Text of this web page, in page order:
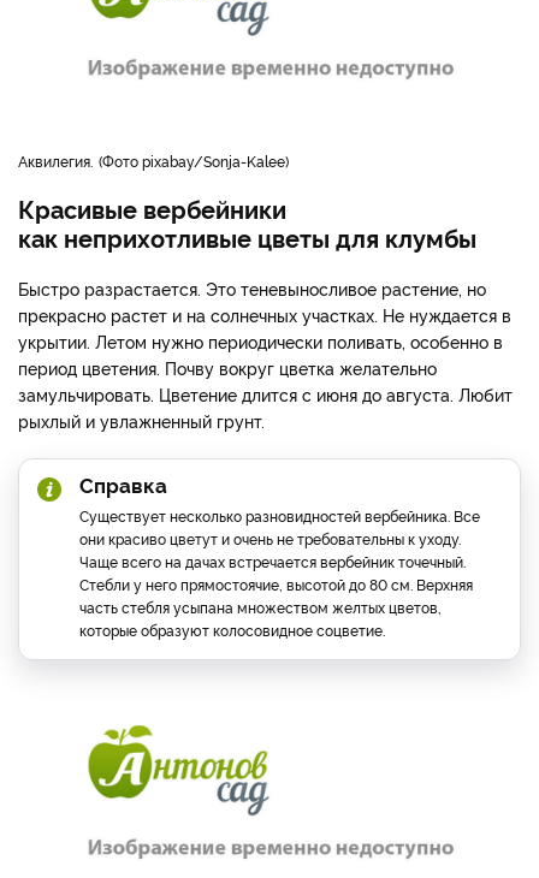
Аквилегия. Фото pixabay/Sonja-Kalee
Красивые вербейники
как неприхотливые цветы для клумбы
Быстро разрастается. Это теневыносливое растение, но
прекрасно растет и на солнечных участках. Не нуждается в
укрытии. Летом нужно периодически поливать, особенно в
период цветения. Почву вокруг цветка желательно
замульчировать. Цветение длится с июня до августа. Любит
рыхлый и увлажненный грунт.
Справка
Существует несколько разновидностей вербейника. Все
они красиво цветут и очень не требовательны к уходу.
Чаще всего на дачах встречается вербейник точечный.
Стебли у него прямостоячие, высотой до 80 см. Верхняя
часть стебля усыпана множеством желтых цветов,
которые образуют колосовидное соцветие.